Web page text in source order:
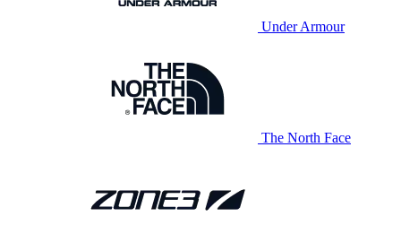
Under Armour
The North Face